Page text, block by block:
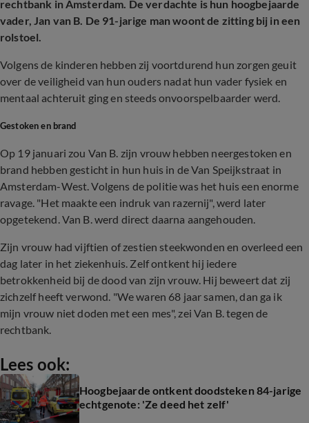
rechtbank in Amsterdam. De verdachte is hun hoogbejaarde
vader, Jan van B. De 91-jarige man woont de zitting bij in een
rolstoel.
Volgens de kinderen hebben zij voortdurend hun zorgen geuit
over de veiligheid van hun ouders nadat hun vader fysiek en
mentaal achteruit ging en steeds onvoorspelbaarder werd.
Gestoken en brand
Op 19 januari zou Van B. zijn vrouw hebben neergestoken en
brand hebben gesticht in hun huis in de Van Speijkstraat in
Amsterdam-West. Volgens de politie was het huis een enorme
ravage. "Het maakte een indruk van razernij", werd later
opgetekend. Van B. werd direct daarna aangehouden.
Zijn vrouw had vijftien of zestien steekwonden en overleed een
dag later in het ziekenhuis. Zelf ontkent hij iedere
betrokkenheid bij de dood van zijn vrouw. Hij beweert dat zij
zichzelf heeft verwond. "We waren 68 jaar samen, dan ga ik
mijn vrouw niet doden met een mes", zei Van B. tegen de
rechtbank.
Lees ook:
Hoogbejaarde ontkent doodsteken 84-jarige
echtgenote: 'Ze deed het zelf'